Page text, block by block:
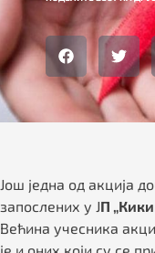
Још једна од акција
запослених у ЈП
Већина учесника
је и оних који су се